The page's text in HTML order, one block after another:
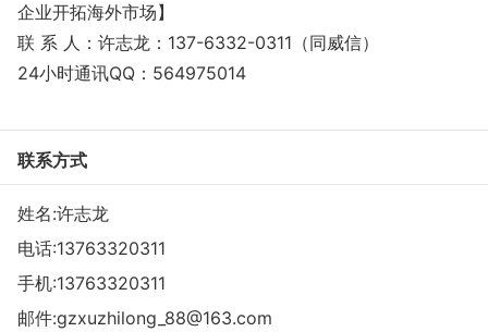
企业开拓海外市场】
联 系 人：许志龙：137-6332-0311（同威信）
24小时通讯QQ：564975014
联系方式
姓名:许志龙
电话:13763320311
手机:13763320311
邮件:gzxuzhilong_88@163.com